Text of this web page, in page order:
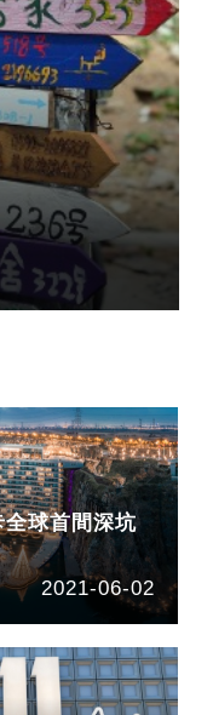
球首間深坑
2021-06-02